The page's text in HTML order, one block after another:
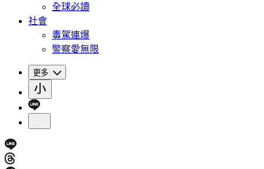
全球必讀
社會
毒駕連爆
警察愛無限
更多